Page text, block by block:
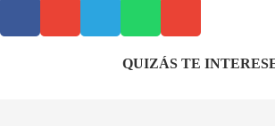
QUIZÁS TE